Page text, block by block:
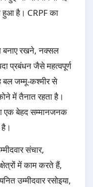
हुआ है। CRPF का
बनाए रखने, नक्सल
प्रबंधन जैसे महत्वपूर्ण
बल जम्मू-कश्मीर से
में तैनात रहता है।
एक बेहद सम्मानजनक
संचार,
में काम करते हैं,
उम्मीदवार रसोइया,